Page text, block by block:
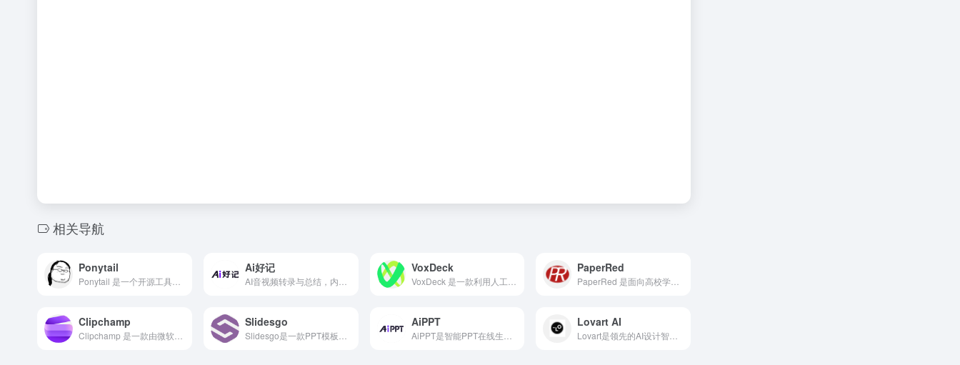
相关导航
Ponytail Ai好记 VoxDeck PaperRed
Clipchamp Slidesgo AiPPT Lovart AI